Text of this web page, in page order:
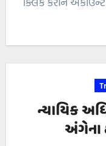
ન્યાયિક
અંગેના